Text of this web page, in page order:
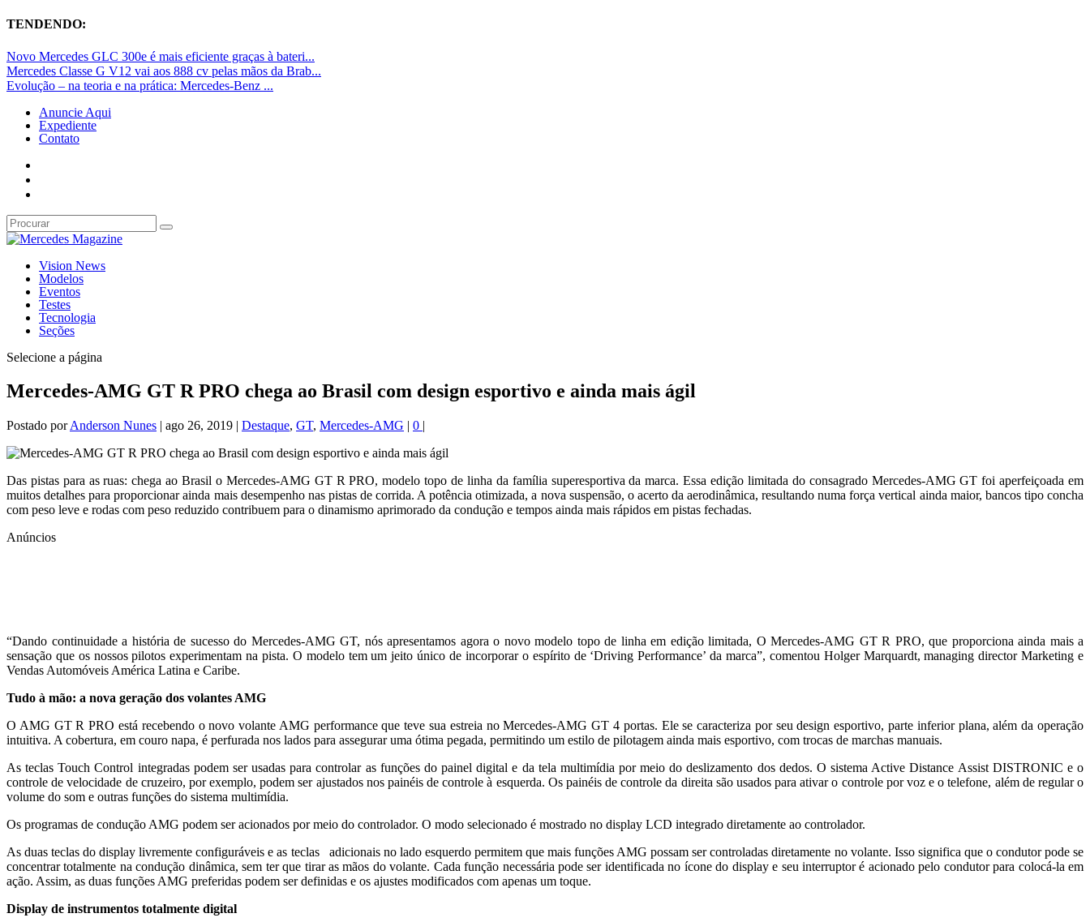
TENDENDO:
Novo Mercedes GLC 300e é mais eficiente graças à bateri...
Mercedes Classe G V12 vai aos 888 cv pelas mãos da Brab...
Evolução – na teoria e na prática: Mercedes-Benz ...
Anuncie Aqui
Expediente
Contato
Vision News
Modelos
Eventos
Testes
Tecnologia
Seções
Selecione a página
Mercedes-AMG GT R PRO chega ao Brasil com design esportivo e ainda mais ágil
Postado porAnderson Nunes | ago 26, 2019 | Destaque, GT, Mercedes-AMG | 0 |
Das pistas para as ruas: chega ao Brasil o Mercedes-AMG GT R PRO, modelo topo de linha da família superesportiva da marca. Essa edição limitada do consagrado Mercedes-AMG GT foi aperfeiçoada em
muitos detalhes para proporcionar ainda mais desempenho nas pistas de corrida. A potência otimizada, a nova suspensão, o acerto da aerodinâmica, resultando numa força vertical ainda maior, bancos tipo concha
com peso leve e rodas com peso reduzido contribuem para o dinamismo aprimorado da condução e tempos ainda mais rápidos em pistas fechadas.
Anúncios
“Dando continuidade a história de sucesso do Mercedes-AMG GT, nós apresentamos agora o novo modelo topo de linha em edição limitada, O Mercedes-AMG GT R PRO, que proporciona ainda mais a
sensação que os nossos pilotos experimentam na pista. O modelo tem um jeito único de incorporar o espírito de ‘Driving Performance’ da marca”, comentou Holger Marquardt, managing director Marketing e
Vendas Automóveis América Latina e Caribe.
Tudo à mão: a nova geração dos volantes AMG
O AMG GT R PRO está recebendo o novo volante AMG performance que teve sua estreia no Mercedes-AMG GT 4 portas. Ele se caracteriza por seu design esportivo, parte inferior plana, além da operação
intuitiva. A cobertura, em couro napa, é perfurada nos lados para assegurar uma ótima pegada, permitindo um estilo de pilotagem ainda mais esportivo, com trocas de marchas manuais.
As teclas Touch Control integradas podem ser usadas para controlar as funções do painel digital e da tela multimídia por meio do deslizamento dos dedos. O sistema Active Distance Assist DISTRONIC e o
controle de velocidade de cruzeiro, por exemplo, podem ser ajustados nos painéis de controle à esquerda. Os painéis de controle da direita são usados para ativar o controle por voz e o telefone, além de regular o
volume do som e outras funções do sistema multimídia.
Os programas de condução AMG podem ser acionados por meio do controlador. O modo selecionado é mostrado no display LCD integrado diretamente ao controlador.
As duas teclas do display livremente configuráveis e as teclas adicionais no lado esquerdo permitem que mais funções AMG possam ser controladas diretamente no volante. Isso significa que o condutor pode se
concentrar totalmente na condução dinâmica, sem ter que tirar as mãos do volante. Cada função necessária pode ser identificada no ícone do display e seu interruptor é acionado pelo condutor para colocá-la em
ação. Assim, as duas funções AMG preferidas podem ser definidas e os ajustes modificados com apenas um toque.
Display de instrumentos totalmente digital